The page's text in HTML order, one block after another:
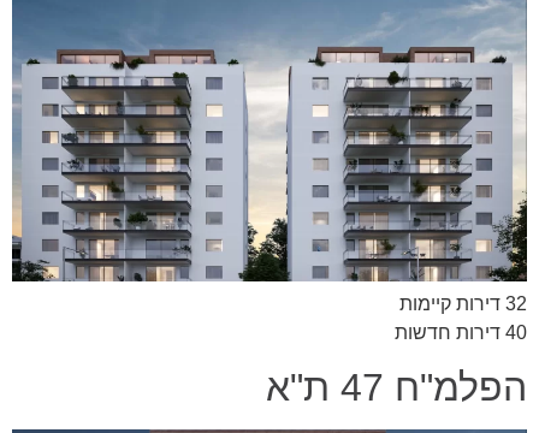
32 דירות קיימות
40 דירות חדשות
הפלמ"ח 47 ת"א